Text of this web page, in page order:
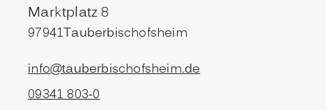
Marktplatz 8
97941Tauberbischofsheim
info@tauberbischofsheim.de
09341 803-0